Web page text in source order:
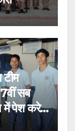
टीम
सब
में पेश करेगी